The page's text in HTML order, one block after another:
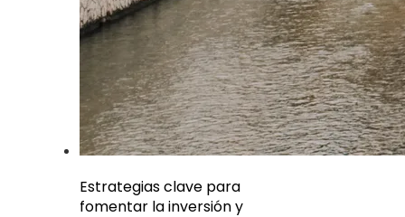
Estrategias clave para
fomentar la inversión y